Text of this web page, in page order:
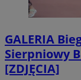
GALERIA
Sierpniowy
[ZDJĘCIA]